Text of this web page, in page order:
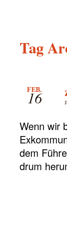
Tag
FEB.
16
Wenn wir
dem
drum